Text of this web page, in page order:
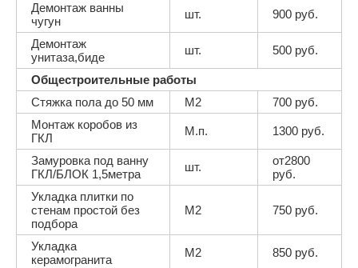
Демонтаж ванны
чугун
шт. 900 руб.
Демонтаж
унитаза,биде
шт. 500 руб.
Общестроительные работы
Стяжка пола до 50 мм
М2
700 руб.
Монтаж коробов из
ГКЛ
М.п. 1300 руб.
Замуровка под ванну
ГКЛ/БЛОК 1,5метра
шт.
от2800
руб.
Укладка плитки по
стенам простой без
подбора
М2 750 руб.
Укладка
керамогранита
М2 850 руб.